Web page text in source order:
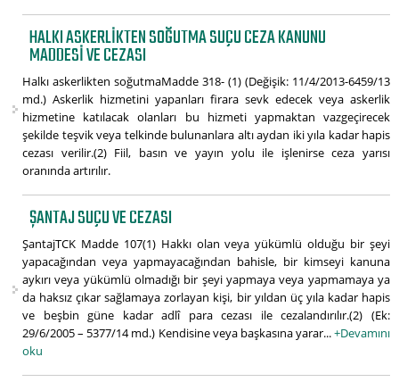
HALKI ASKERLIKTEN SOĞUTMA SUÇU CEZA KANUNU
MADDESI VE CEZASI
Halkı askerlikten soğutmaMadde 318- (1) (Değişik: 11/4/2013-6459/13
md.) Askerlik hizmetini yapanları firara sevk edecek veya askerlik
hizmetine katılacak olanları bu hizmeti yapmaktan vazgeçirecek
şekilde teşvik veya telkinde bulunanlara altı aydan iki yıla kadar hapis
cezası verilir.(2) Fiil, basın ve yayın yolu ile işlenirse ceza yarısı
oranında artırılır.
ŞANTAJ SUÇU VE CEZASI
ŞantajTCK Madde 107(1) Hakkı olan veya yükümlü olduğu bir şeyi
yapacağından veya yapmayacağından bahisle, bir kimseyi kanuna
aykırı veya yükümlü olmadığı bir şeyi yapmaya veya yapmamaya ya
da haksız çıkar sağlamaya zorlayan kişi, bir yıldan üç yıla kadar hapis
ve beşbin güne kadar adlî para cezası ile cezalandırılır.(2) (Ek:
29/6/2005 – 5377/14 md.) Kendisine veya başkasına yarar...+Devamını
oku